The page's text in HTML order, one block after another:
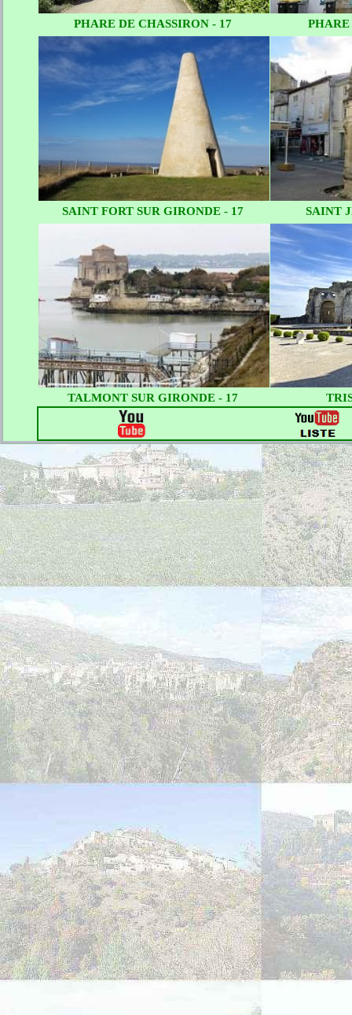
PHARE DE CHASSIRON - 17 PHARE
SAINT FORT SUR GIRONDE - 17 SAINT
TALMONT SUR GIRONDE - 17